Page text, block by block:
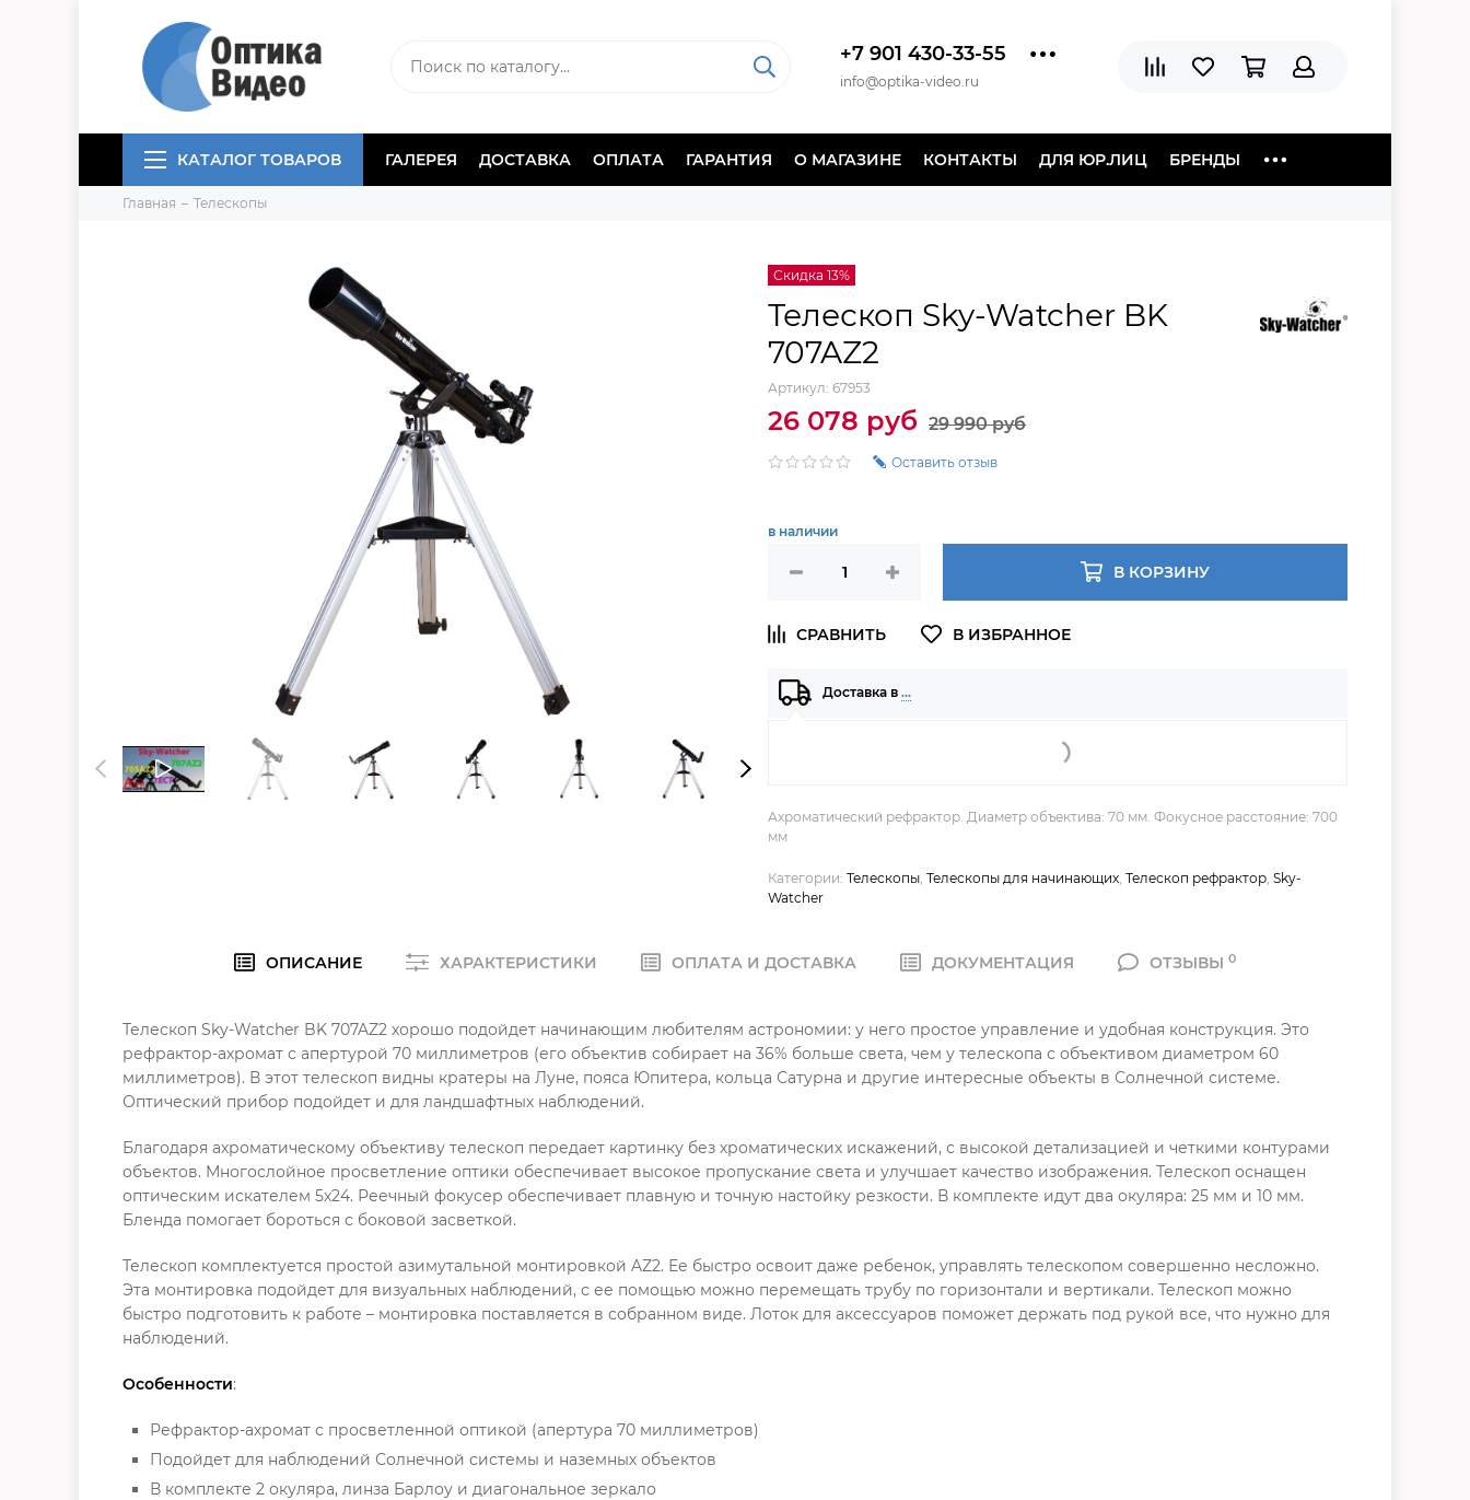
+7 901 430-33-55
info@optika-video.ru
КАТАЛОГ ТОВАРОВ ГАЛЕРЕЯ ДОСТАВКА ОПЛАТА ГАРАНТИЯ О МАГАЗИНЕ КОНТАКТЫ ДЛЯ ЮР.ЛИЦ БРЕНДЫ
Главная Телескопы
Скидка 13%
Телескоп Sky-Watcher BK
707AZ2
Артикул: 67953
26 078 руб 29 990 руб
Оставить отзыв
в наличии
В КОРЗИНУ
Доставка в …
Ахроматический рефрактор. Диаметр объектива: 70 мм. Фокусное расстояние: 700
мм
Категории: Телескопы Телескопы для начинающих Телескоп рефрактор Sky-
Watcher
ОПИСАНИЕ ХАРАКТЕРИСТИКИ ОПЛАТА И ДОСТАВКА ДОКУМЕНТАЦИЯ ОТЗЫВЫ 0
Телескоп Sky-Watcher BK 707AZ2 хорошо подойдет начинающим любителям астрономии: у него простое управление и удобная конструкция. Это
рефрактор-ахромат с апертурой 70 миллиметров (его объектив собирает на 36% больше света, чем у телескопа с объективом диаметром 60
миллиметров). В этот телескоп видны кратеры на Луне, пояса Юпитера, кольца Сатурна и другие интересные объекты в Солнечной системе.
Оптический прибор подойдет и для ландшафтных наблюдений.
Благодаря ахроматическому объективу телескоп передает картинку без хроматических искажений, с высокой детализацией и четкими контурами
объектов. Многослойное просветление оптики обеспечивает высокое пропускание света и улучшает качество изображения. Телескоп оснащен
оптическим искателем 5x24. Реечный фокусер обеспечивает плавную и точную настойку резкости. В комплекте идут два окуляра: 25 мм и 10 мм.
Бленда помогает бороться с боковой засветкой.
Телескоп комплектуется простой азимутальной монтировкой AZ2. Ее быстро освоит даже ребенок, управлять телескопом совершенно несложно.
Эта монтировка подойдет для визуальных наблюдений, с ее помощью можно перемещать трубу по горизонтали и вертикали. Телескоп можно
быстро подготовить к работе – монтировка поставляется в собранном виде. Лоток для аксессуаров поможет держать под рукой все, что нужно для
наблюдений.
Особенности:
Рефрактор-ахромат с просветленной оптикой (апертура 70 миллиметров)
Подойдет для наблюдений Солнечной системы и наземных объектов
В комплекте 2 окуляра, линза Барлоу и диагональное зеркало